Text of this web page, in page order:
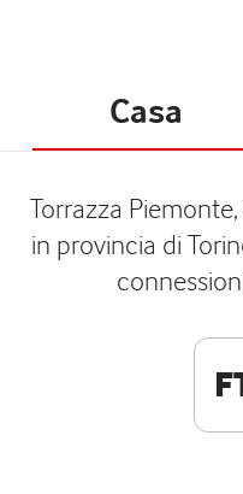
Casa
Torrazza
in provincia di